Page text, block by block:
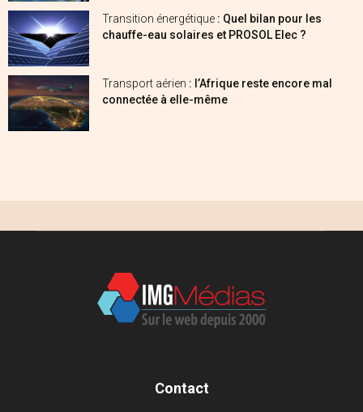
Transition énergétique : Quel bilan pour les
chauffe-eau solaires et PROSOL Elec ?
Transport aérien : l’Afrique reste encore mal
connectée à elle-même
Contact